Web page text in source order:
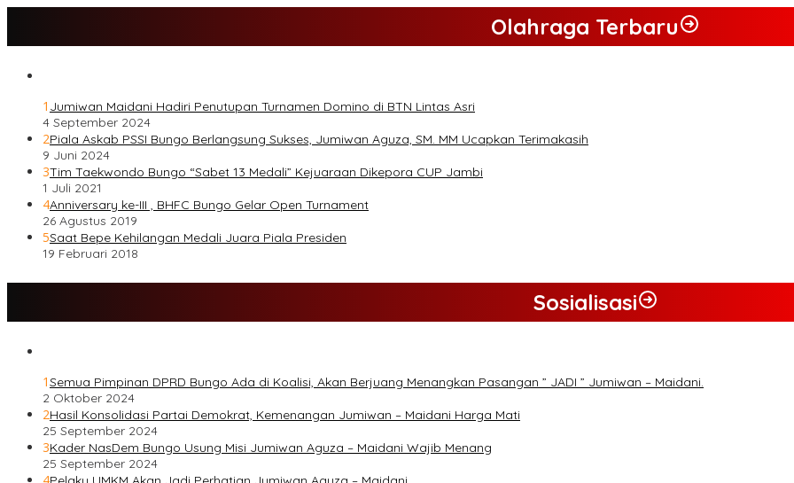
Olahraga Terbaru
1 Jumiwan Maidani Hadiri Penutupan Turnamen Domino di BTN Lintas Asri
4 September 2024
2Piala Askab PSSI Bungo Berlangsung Sukses, Jumiwan Aguza, SM. MM Ucapkan Terimakasih
9 Juni 2024
3Tim Taekwondo Bungo “Sabet 13 Medali” Kejuaraan Dikepora CUP Jambi
1 Juli 2021
4Anniversary ke-III , BHFC Bungo Gelar Open Turnament
26 Agustus 2019
5Saat Bepe Kehilangan Medali Juara Piala Presiden
19 Februari 2018
Sosialisasi
1Semua Pimpinan DPRD Bungo Ada di Koalisi, Akan Berjuang Menangkan Pasangan ” JADI ” Jumiwan – Maidani.
2 Oktober 2024
2Hasil Konsolidasi Partai Demokrat, Kemenangan Jumiwan – Maidani Harga Mati
25 September 2024
3Kader NasDem Bungo Usung Misi Jumiwan Aguza – Maidani Wajib Menang
25 September 2024